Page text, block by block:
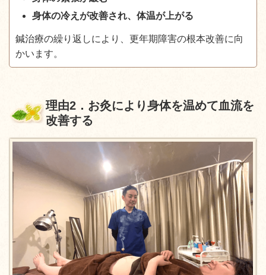
身体の冷えが改善され、体温が上がる
鍼治療の繰り返しにより、更年期障害の根本改善に向
かいます。
理由2 ．お灸により身体を温めて血流を
改善する